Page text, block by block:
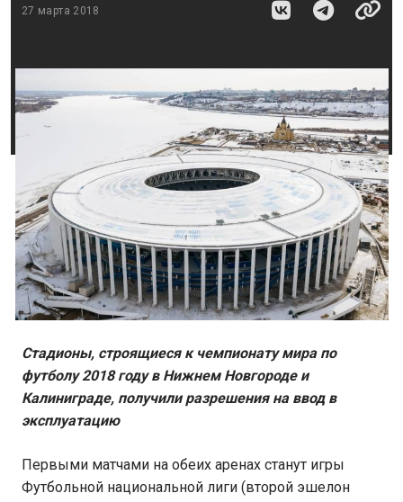
27 марта 2018
Стадионы, строящиеся к чемпионату мира по
футболу 2018 году в Нижнем Новгороде и
Калиниграде, получили разрешения на ввод в
эксплуатацию
Первыми матчами на обеих аренах станут игры
Футбольной национальной лиги (второй эшелон